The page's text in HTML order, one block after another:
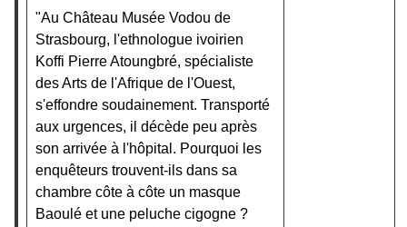
"Au Château Musée Vodou de
Strasbourg, l'ethnologue ivoirien
Koffi Pierre Atoungbré, spécialiste
des Arts de l'Afrique de l'Ouest,
s'effondre soudainement. Transporté
aux urgences, il décède peu après
son arrivée à l'hôpital. Pourquoi les
enquêteurs trouvent-ils dans sa
chambre côte à côte un masque
Baoulé et une peluche cigogne ?